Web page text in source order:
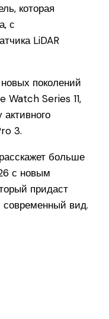
которая
с
LiDAR
поколений
Watch Series 11,
3.
больше
с новым
придаст
вид.